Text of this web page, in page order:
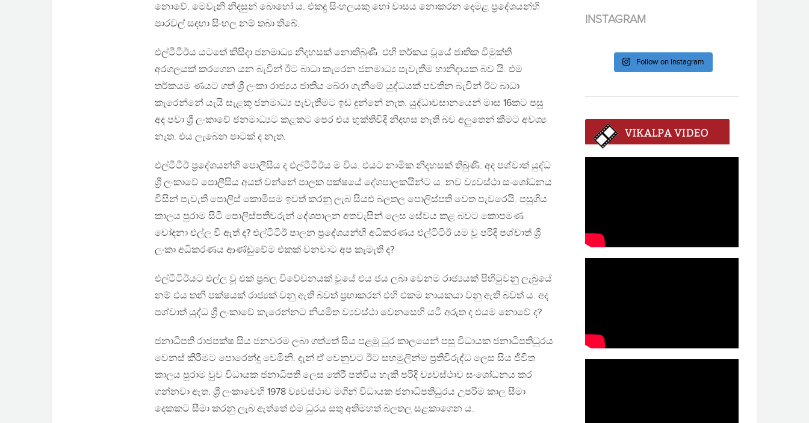
නොවේ. මෙවැනි නිදසුන් බොහෝ ය. එකදු සිංහලයකු හෝ වාසය නොකරන දෙමළ ප්‍රදේශයන්හි
පාරවල් සඳහා සිංහල නම් තබා තිබේ.
එල්ටීටීඊය යටතේ කිසිදා ජනමාධ්‍ය නිදහසක් නොතිබුණි. එහි තර්කය වූයේ ජාතික විමුක්ති
අරගලයක් කරගෙන යන බැවින් ඊට බාධා කැරෙන ජනමාධ්‍ය පැවැතීම හානිදායක බව යි. එම
තර්කයම ණයට ගත් ශ්‍රී ලංකා රාජ්‍යය ජාතිය බේරා ගැනීමේ යුද්ධයක් පවතින බැවින් ඊට බාධා
කැරෙන්නේ යැයි සැළකූ ජනමාධ්‍ය පැවැතීමට ඉඩ දුන්නේ නැත. යුද්ධාවසානයෙන් මාස 16කට පසු
අද පවා ශ්‍රී ලංකාවේ ජනමාධ්‍යට කළකට පෙර එය භුක්තිවිදි නිදහස නැති බව අලුතෙන් කීමට අවශ්‍ය
නැත. එය ලැබෙන පාටක් ද නැත.
එල්ටීටීඊ ප්‍රදේශයන්හි පොලීසිය ද එල්ටීටීඊය ම විය. එයට නාමික නිදහසක් තිබුණි. අද පශ්චාත් යුද්ධ
ශ්‍රී ලංකාවේ පොලීසිය අයත් වන්නේ පාලක පක්ෂයේ දේශපාලකයින්ට ය. නව ව්‍යවස්ථා සංශෝධනය
විසින් පැවැති පොලිස් කොමිසම ඉවත් කරනු ලැබ සියළු බලතල පොලිස්පති වෙත පැවරෙයි. පසුගිය
කාලය පුරාම සිටි පොලිස්පතිවරුන් දේශපාලන අතවැසින් ලෙස සේවය කළ බවට කොපමණ
චෝදනා එල්ල වී ඇත් ද? එල්ටීටීඊ පාලන ප්‍රදේශයන්හි අධිකරණය එල්ටීටීඊ යම වූ පරිදි පශ්චාත් ශ්‍රී
ලංකා අධිකරණය ආණ්ඩුවේම එකක් වනවාට අප කැමැති ද?
එල්ටීටීඊයට එල්ල වූ එක් ප්‍රබල විවේචනයක් වූයේ එය ජය ලබා වෙනම රාජ්‍යයක් පිහිටුවනු ලැබුයේ
නම් එය තනි පක්ෂයක් රාජ්‍යක් වනු ඇති බවත් ප්‍රභාකරන් එහි එකම නායකයා වනු ඇති බවත් ය. අද
පශ්චාත් යුද්ධ ශ්‍රී ලංකාවේ කැරෙන්නට නියමිත ව්‍යවස්ථා වෙනසෙහි යටි අරුත ද එයම නොවේ ද?
ජනාධිපති රාජපක්ෂ සිය ජනවරම ලබා ගත්තේ සිය පළමු ධුර කාලයෙන් පසු විධායක ජනාධිපතිධුරය
වෙනස් කිරීමට පොරෙන්දු වෙමිනි. දැන් ඒ වෙනුවට ඊට සහමුලින්ම ප්‍රතිවිරුද්ධ ලෙස සිය ජීවිත
කාලය පුරාම වුව විධායක ජනාධිපති ලෙස තේරී පත්විය හැකි පරිදි ව්‍යවස්ථාව සංශෝධනය කර
ගන්නවා ඇත. ශ්‍රී ලංකාවෙහි 1978 ව්‍යවස්ථාව මගින් විධායක ජනාධිපතිධුරය උපරිම කාල සීමා
දෙකකට සීමා කරනු ලැබ ඇත්තේ එම ධුරය සතු අතිමහත් බලතල සළකාගෙන ය.
INSTAGRAM
Follow on Instagram